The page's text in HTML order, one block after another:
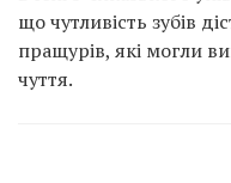
що чутливість зубів
пращурів, які могли
чуття.